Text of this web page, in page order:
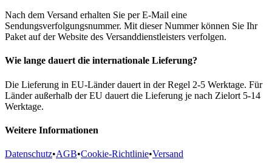
Nach dem Versand erhalten Sie per E-Mail eine
Sendungsverfolgungsnummer. Mit dieser Nummer können Sie Ihr
Paket auf der Website des Versanddienstleisters verfolgen.
Wie lange dauert die internationale Lieferung?
Die Lieferung in EU-Länder dauert in der Regel 2-5 Werktage. Für
Länder außerhalb der EU dauert die Lieferung je nach Zielort 5-14
Werktage.
Weitere Informationen
Datenschutz•AGB•Cookie-Richtlinie•Versand